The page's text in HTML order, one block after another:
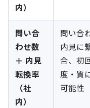
内）
問い合
わせ数
＋ 内見
転換率
（社
内）
問い合
内見に
合、初
度・質
可能性